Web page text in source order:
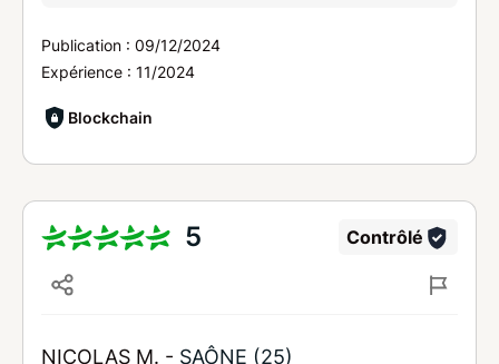
Publication : 09/12/2024
Expérience : 11/2024
Blockchain
5 Contrôlé
NICOLAS M. - SAÔNE (25)